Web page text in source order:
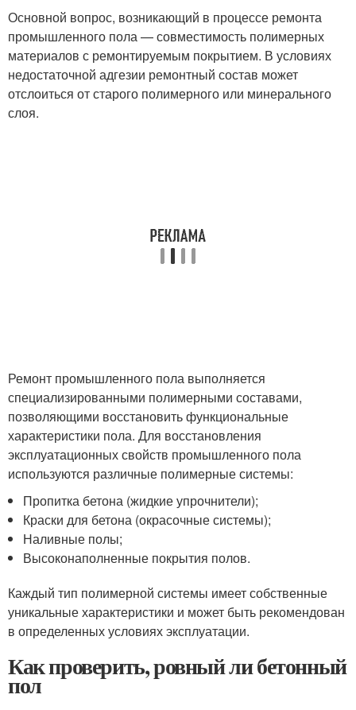
Основной вопрос, возникающий в процессе ремонта
промышленного пола — совместимость полимерных
материалов с ремонтируемым покрытием. В условиях
недостаточной адгезии ремонтный состав может
отслоиться от старого полимерного или минерального
слоя.
Ремонт промышленного пола выполняется
специализированными полимерными составами,
позволяющими восстановить функциональные
характеристики пола. Для восстановления
эксплуатационных свойств промышленного пола
используются различные полимерные системы:
Пропитка бетона (жидкие упрочнители);
Краски для бетона (окрасочные системы);
Наливные полы;
Высоконаполненные покрытия полов.
Каждый тип полимерной системы имеет собственные
уникальные характеристики и может быть рекомендован
в определенных условиях эксплуатации.
Как проверить, ровный ли бетонный
пол